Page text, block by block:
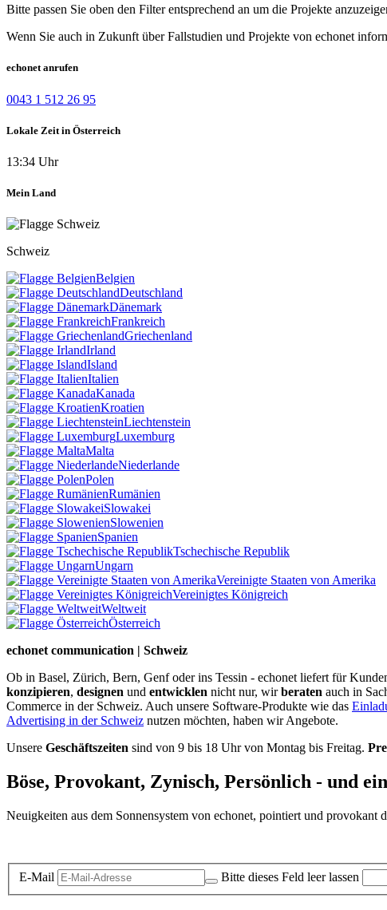
Bitte passen Sie oben den Filter entsprechend an um die Projekte
Wenn Sie auch in Zukunft über Fallstudien und Projekte von echonet
echonet anrufen
0043 1 512 26 95
Lokale Zeit in Österreich
13:34 Uhr
Mein Land
Schweiz
Belgien
Deutschland
Dänemark
Frankreich
Griechenland
Irland
Island
Italien
Kanada
Kroatien
Liechtenstein
Luxemburg
Malta
Niederlande
Polen
Rumänien
Slowakei
Slowenien
Spanien
Tschechische Republik
Ungarn
Vereinigte Staaten von Amerika
Vereinigtes Königreich
Weltweit
Österreich
echonet communication | Schweiz
Ob in Basel, Zürich, Bern, Genf oder ins Tessin - echonet liefert für
konzipieren, designen und entwicklen nicht nur, wirberaten auch in
Commerce in der Schweiz. Auch unsere Software-Produkte wie das
Advertising in der Schweiz nutzen möchten, haben wir Angebote.
Unsere Geschäftszeiten sind von 9 bis 18 Uhr von Montag bis Freitag.
Böse, Provokant, Zynisch, Persönlich - und
Neuigkeiten aus dem Sonnensystem von echonet, pointiert und provokant
E-Mail Bitte dieses Feld leer lassen